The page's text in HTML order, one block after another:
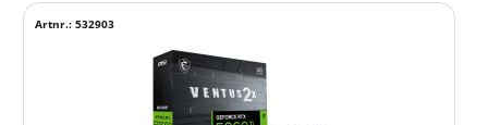
Artnr.: 532903